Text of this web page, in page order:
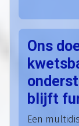
Ons
blijft
Een